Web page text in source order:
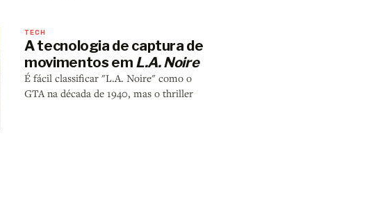
TECH
A tecnologia de captura de
movimentos em L.A. Noire
É fácil classificar "L.A. Noire" como o
GTA na década de 1940, mas o thriller